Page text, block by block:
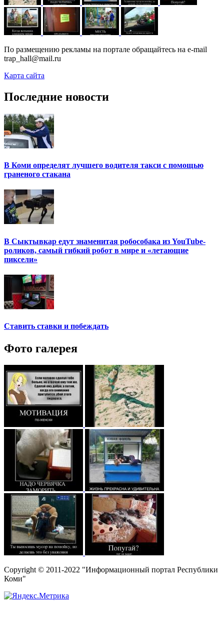
По размещению рекламы на портале обращайтесь на e-mail
trap_hall@mail.ru
Карта сайта
Последние новости
В Коми определят лучшего водителя такси с помощью
граненого стакана
В Сыктывкар едут знаменитая робособака из YouTube-
роликов, самый гибкий робот в мире и «летающие
пиксели»
Ставить ставки и побеждать
Фото галерея
Copyright © 2011-2022 "Информационный портал Республики
Коми"